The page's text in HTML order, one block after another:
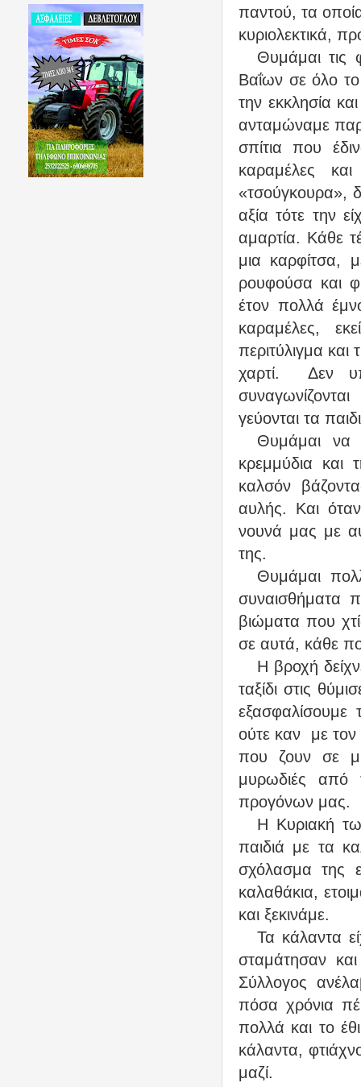
παντού, τα
κυριολεκτικά,
Θυμάμαι
Βαΐων σε όλο
την εκκλησία
ανταμώναμε
σπίτια που
καραμέλες
«τσούγκουρα»,
αξία τότε την
αμαρτία. Κάθε
μια καρφίτσα,
ρουφούσα και
έτον πολλά
καραμέλες,
περιτύλιγμα
χαρτί.
Δεν
γεύονται τα
Θυμάμαι
κρεμμύδια και
καλσόν
αυλής. Και
νουνά μας με
της.
Θυμάμαι
συναισθήματα
βιώματα που
σε αυτά, κάθε
Η βροχή
ταξίδι στις
ούτε καν
με
που ζουν σε
μυρωδιές από
προγόνων μας.
Η Κυριακή
παιδιά με τα
σχόλασμα της
καλαθάκια,
και ξεκινάμε.
Τα κάλαντα
σταμάτησαν
Σύλλογος
πόσα χρόνια
πολλά και το
κάλαντα,
μαζί.